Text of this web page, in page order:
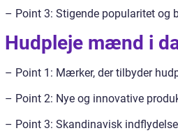
– Point 3: Stigende popularitet
Hudpleje mænd i
– Point 1: Mærker, der tilbyder
– Point 2: Nye og innovative
– Point 3: Skandinavisk